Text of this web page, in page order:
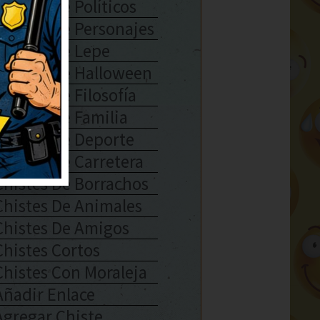
De Políticos
De Personajes
De Lepe
De Halloween
De Filosofía
De Familia
De Deporte
De Carretera
De Borrachos
De Animales
De Amigos
Cortos
Con Moraleja
Enlace